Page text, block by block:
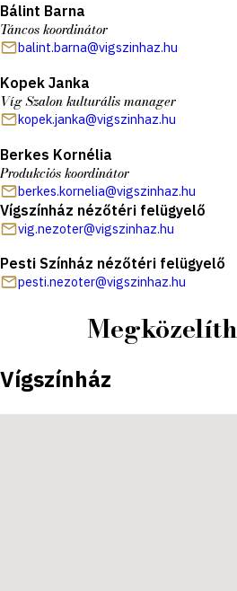
Bálint Barna
Táncos koordinátor
balint.barna@vigszinhaz.hu
Kopek Janka
Víg Szalon kulturális manager
kopek.janka@vigszinhaz.hu
Berkes Kornélia
Produkciós koordinátor
berkes.kornelia@vigszinhaz.hu
Vígszínház nézőtéri felügyelő
vig.nezoter@vigszinhaz.hu
Pesti Színház nézőtéri felügyelő
pesti.nezoter@vigszinhaz.hu
Vígszínház